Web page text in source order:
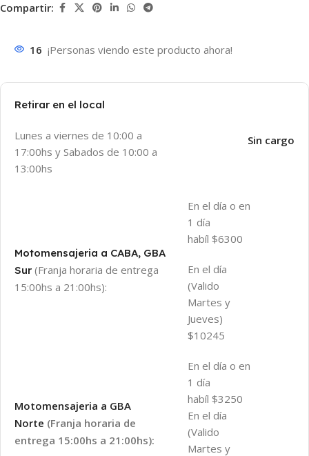
Compartir:
16 ¡Personas viendo este producto ahora!
Retirar en el local
Lunes a viernes de 10:00 a
17:00hs y Sabados de 10:00 a
13:00hs
Sin cargo
Motomensajeria a CABA, GBA
Sur (Franja horaria de entrega
15:00hs a 21:00hs):
En el día o en
1 día
habíl $6300
En el día
(Valido
Martes y
Jueves)
$10245
Motomensajeria a GBA
Norte (Franja horaria de
entrega 15:00hs a 21:00hs):
En el día o en
1 día
habíl $3250
En el día
(Valido
Martes y